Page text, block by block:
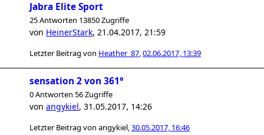
Jabra Elite Sport
25 Antworten 13850 Zugriffe
von HeinerStark, 21.04.2017, 21:59
Letzter Beitrag von Heather_87,02.06.2017, 13:39
sensation 2 von 361°
0 Antworten 56 Zugriffe
von angykiel, 31.05.2017, 14:26
Letzter Beitrag von angykiel,30.05.2017, 16:46